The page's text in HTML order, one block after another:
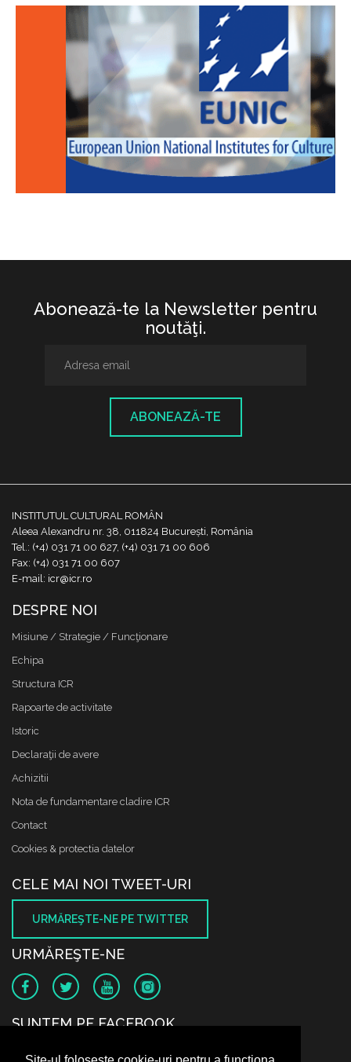
Abonează-te la Newsletter pentru
noutăţi.
ABONEAZĂ-TE
INSTITUTUL CULTURAL ROMÂN
Aleea Alexandru nr. 38, 011824 București, România
Tel.: (+4) 031 71 00 627, (+4) 031 71 00 606
Fax: (+4) 031 71 00 607
E-mail: icr@icr.ro
DESPRE NOI
Misiune / Strategie / Funcţionare
Echipa
Structura ICR
Rapoarte de activitate
Istoric
Declaraţii de avere
Achizitii
Nota de fundamentare cladire ICR
Contact
Cookies & protectia datelor
CELE MAI NOI TWEET-URI
URMĂREŞTE-NE PE TWITTER
URMĂREŞTE-NE
SUNTEM PE FACEBOOK